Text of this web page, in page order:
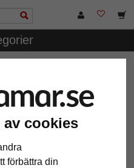
av cookies
förbättra din
passepartout